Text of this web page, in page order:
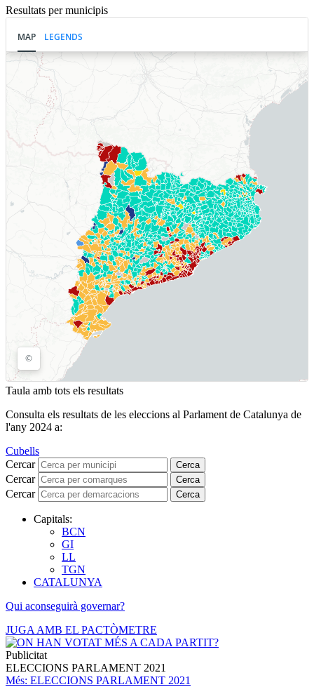
Resultats per municipis
Taula amb tots els resultats
Consulta els resultats de les eleccions al Parlament de Catalunya de
l'any 2024 a:
Cubells
Cercar
Cerca
Cercar Cerca
Cercar Cerca
Capitals:
BCN
GI
LL
TGN
CATALUNYA
Qui aconseguirà governar?
JUGA AMB EL PACTÒMETRE
Publicitat
ELECCIONS PARLAMENT 2021
Més: ELECCIONS PARLAMENT 2021